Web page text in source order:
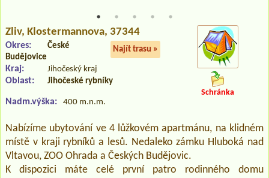
Zliv, Klostermannova, 37344
Najít trasu »
Okres:
České
Budějovice
Kraj: Jihočeský kraj
Oblast: Jihočeské rybníky
Nadm.výška: 400 m.n.m.
Schránka
Nabízíme ubytování ve 4 lůžkovém apartmánu, na klidném
místě v kraji rybníků a lesů. Nedaleko zámku Hluboká nad
Vltavou, ZOO Ohrada a Českých Budějovic.
K dispozici máte celé první patro rodinného domu